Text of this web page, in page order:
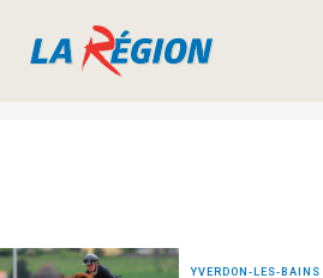
YVERDON-LES-BAINS